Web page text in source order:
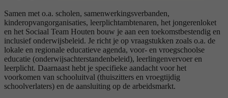
Samen met o.a. scholen, samenwerkingsverbanden,
kinderopvangorganisaties, leerplichtambtenaren, het jongerenloket
en het Sociaal Team Houten bouw je aan een toekomstbestendig en
inclusief onderwijsbeleid. Je richt je op vraagstukken zoals o.a. de
lokale en regionale educatieve agenda, voor- en vroegschoolse
educatie (onderwijsachterstandenbeleid), leerlingenvervoer en
leerplicht. Daarnaast hebt je specifieke aandacht voor het
voorkomen van schooluitval (thuiszitters en vroegtijdig
schoolverlaters) en de aansluiting op de arbeidsmarkt.